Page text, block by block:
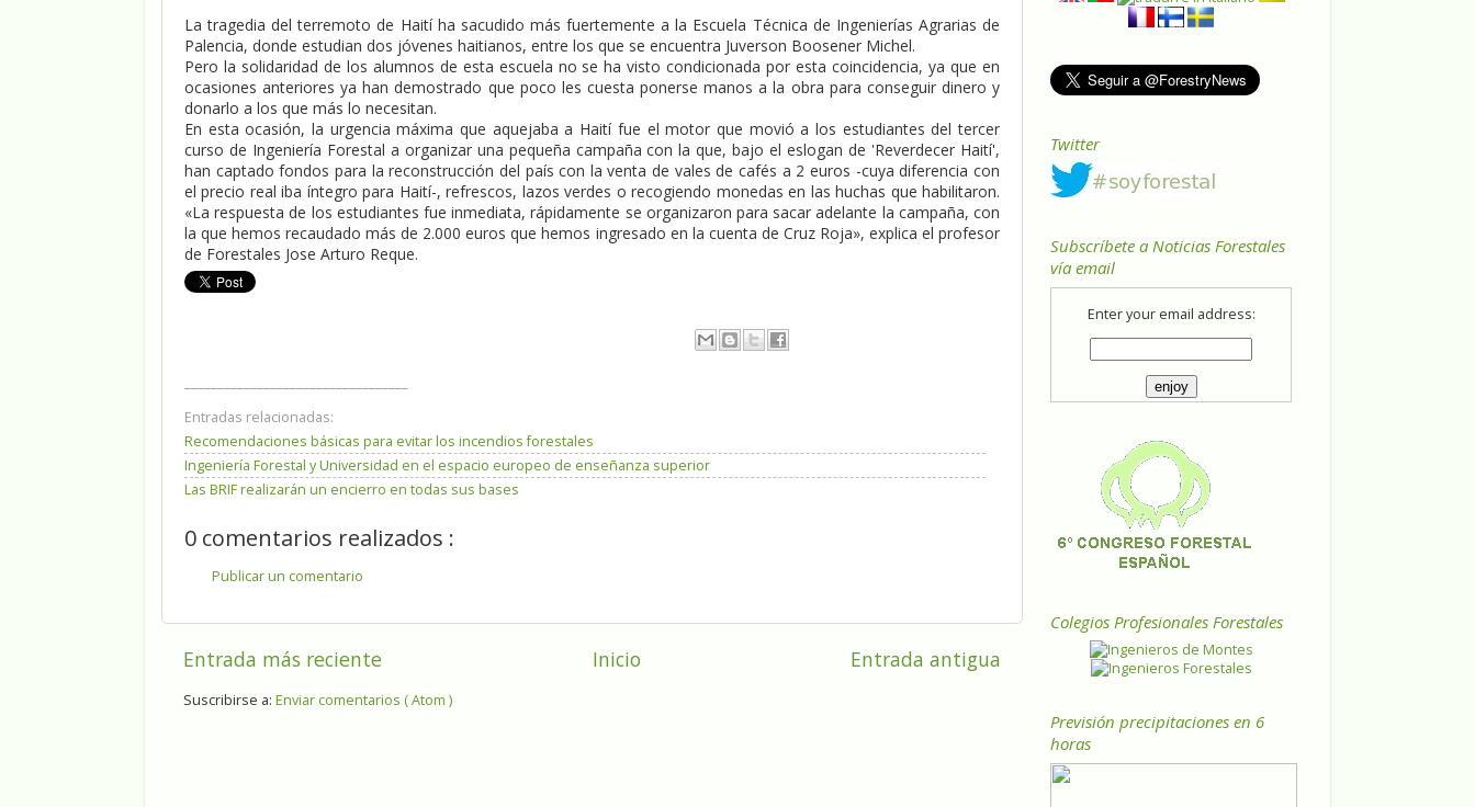
La tragedia del terremoto de Haití ha sacudido más fuertemente a la Escuela Técnica de Ingenierías Agrarias de
Palencia, donde estudian dos jóvenes haitianos, entre los que se encuentra Juverson Boosener Michel.
Pero la solidaridad de los alumnos de esta escuela no se ha visto condicionada por esta coincidencia, ya que en
ocasiones anteriores ya han demostrado que poco les cuesta ponerse manos a la obra para conseguir dinero y
donarlo a los que más lo necesitan.
En esta ocasión, la urgencia máxima que aquejaba a Haití fue el motor que movió a los estudiantes del tercer
curso de Ingeniería Forestal a organizar una pequeña campaña con la que, bajo el eslogan de 'Reverdecer Haití',
han captado fondos para la reconstrucción del país con la venta de vales de cafés a 2 euros -cuya diferencia con
el precio real iba íntegro para Haití-, refrescos, lazos verdes o recogiendo monedas en las huchas que habilitaron.
«La respuesta de los estudiantes fue inmediata, rápidamente se organizaron para sacar adelante la campaña, con
la que hemos recaudado más de 2.000 euros que hemos ingresado en la cuenta de Cruz Roja», explica el profesor
de Forestales Jose Arturo Reque.
Entradas relacionadas:
Recomendaciones básicas para evitar los incendios forestales
Ingeniería Forestal y Universidad en el espacio europeo de enseñanza superior
Las BRIF realizarán un encierro en todas sus bases
0 comentarios realizados :
Publicar un comentario
Entrada más reciente Entrada antigua
Inicio
Suscribirse a: Enviar comentarios ( Atom )
Twitter
Subscríbete a Noticias Forestales
vía email
Enter your email address:
Colegios Profesionales Forestales
Previsión precipitaciones en 6
horas